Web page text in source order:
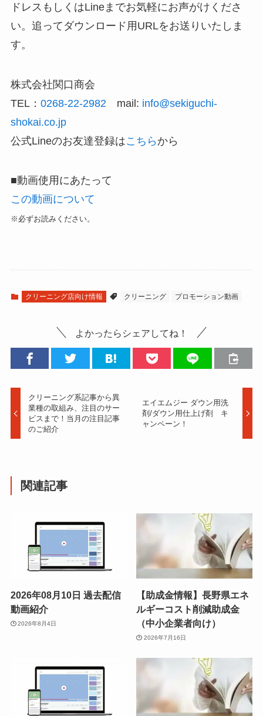
ドレスもしくはLineまでお気軽にお声がけくださ
い。追ってダウンロード用URLをお送りいたしま
す。
株式会社関口商会
TEL： 0268-22-2982 mail: info@sekiguchi-
shokai.co.jp
公式Lineのお友達登録はこちら から
■動画使用にあたって
この動画について
※必ずお読みください。
クリーニング店向け情報 クリーニング プロモーション動画
よかったらシェアしてね！
クリーニング系記事から異
業種の取組み、注目のサー
ビスまで！当月の注目記事
のご紹介
エイエムジー ダウン用洗
剤/ダウン用仕上げ剤 キ
ャンペーン！
関連記事
2026年08月10日 過去配信
動画紹介
2026年8月4日
【助成金情報】長野県エネ
ルギーコスト削減助成金
（中小企業者向け）
2026年7月16日